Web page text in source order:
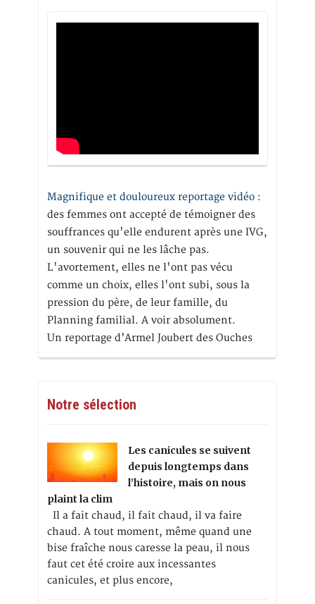
Magnifique et douloureux reportage vidéo :
des femmes ont accepté de témoigner des
souffrances qu'elle endurent après une IVG,
un souvenir qui ne les lâche pas.
L'avortement, elles ne l'ont pas vécu
comme un choix, elles l'ont subi, sous la
pression du père, de leur famille, du
Planning familial. A voir absolument.
Un reportage d’Armel Joubert des Ouches
Notre sélection
Les canicules se suivent
depuis longtemps dans
l’histoire, mais on nous
plaint la clim
Il a fait chaud, il fait chaud, il va faire
chaud. A tout moment, même quand une
bise fraîche nous caresse la peau, il nous
faut cet été croire aux incessantes
canicules, et plus encore,